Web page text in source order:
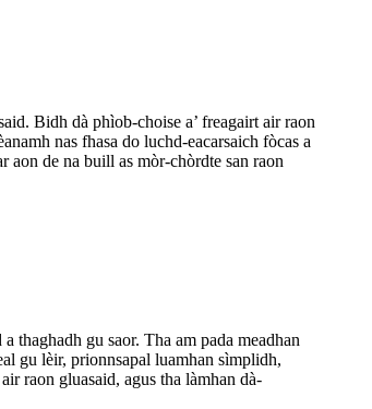
Bidh dà phìob-choise a’ freagairt air raon
nas fhasa do luchd-eacarsaich fòcas a
aon de na buill as mòr-chòrdte san raon
thaghadh gu saor. Tha am pada meadhan
gu lèir, prionnsapal luamhan sìmplidh,
raon gluasaid, agus tha làmhan dà-